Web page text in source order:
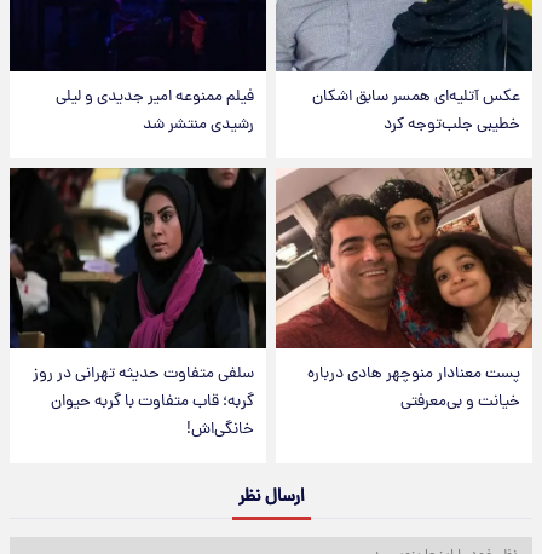
عکس‌ آتلیه‌ای همسر سابق اشکان
خطیبی جلب‌توجه کرد
فیلم ممنوعه امیر جدیدی و لیلی
رشیدی منتشر شد
پست معنادار منوچهر هادی درباره
خیانت و بی‌معرفتی
سلفی متفاوت حدیثه تهرانی در روز
گربه؛ قاب متفاوت با گربه حیوان
خانگی‌اش!
ارسال نظر